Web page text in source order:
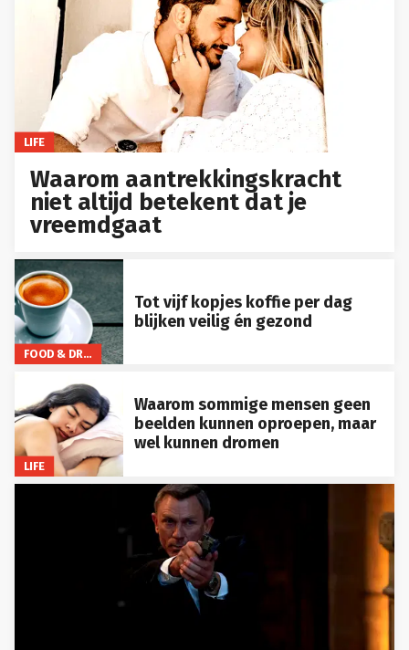
LIFE
Waarom aantrekkingskracht
niet altijd betekent dat je
vreemdgaat
FOOD & DRINKS
Tot vijf kopjes koffie per dag
blijken veilig én gezond
LIFE
Waarom sommige mensen geen
beelden kunnen oproepen, maar
wel kunnen dromen